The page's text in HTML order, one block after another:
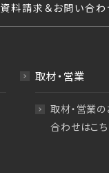
資料請求＆お問い合わ
取材・営業
取材・営業
合わせはこち